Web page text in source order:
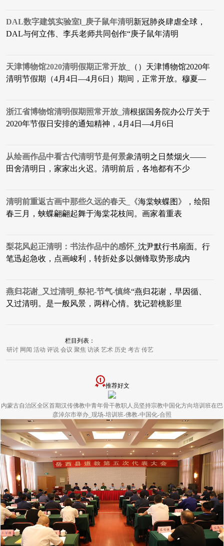
DAL数字建筑实验室l_庚子鼠年清明新冠肺炎肆虐全球，
DAL与何立伟、李兵老师共同创作“庚子鼠年清明
天津博物馆2020清明假期正常开放_
（）天津博物馆2020年
清明节假期（4月4日—4月6日）期间，正常开放。穆夏—
浙江省博物馆清明假期照常开放_清根据国务院办公厅关于
2020年节假日安排的通知精神，4月4日—4月6日
从绘画作品中看古代清明节是何景象清明之日禁烟火——
田舍清明日，家家出火迟。清明前后，各地都有不少
清明前重返古画中那些久远的春天_
《海棠蛱蝶图》，绘阳
春三月，蛱蝶翩翩起舞于海棠花枝间。画家着重表
梨花风起正清明：书法作品中的感怀_ 沈尹默行书扇面。行
笔迅起急收，点画峻利，转折处多以侧锋取势形成内
燕归花谢_又过清明_祭祀-节气-慎终“燕归花谢，早因循、
又过清明。是一般风景，两样心情。犹记碧桃影里
栏目列表：
研讨 网闻 活动 评说 会议 聚焦 访谈 艺术 历史 考古 传艺
推荐好文
内蒙古自治区全区首期汉传佛教中青年骨干教职人员坚持宗教中国化方向培训班在巴
彦淖尔市举办_现场-培训班-佛教-中国化-合照